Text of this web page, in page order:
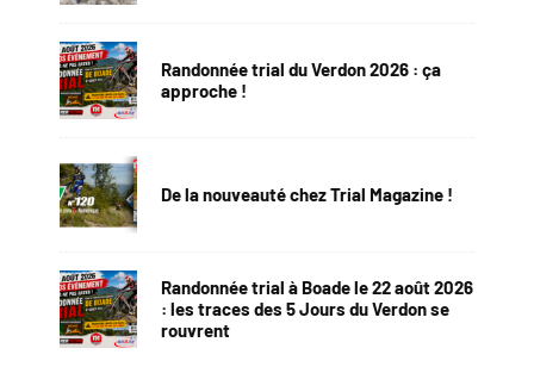
Randonnée trial du Verdon 2026 : ça
approche !
De la nouveauté chez Trial Magazine !
Randonnée trial à Boade le 22 août 2026
: les traces des 5 Jours du Verdon se
rouvrent